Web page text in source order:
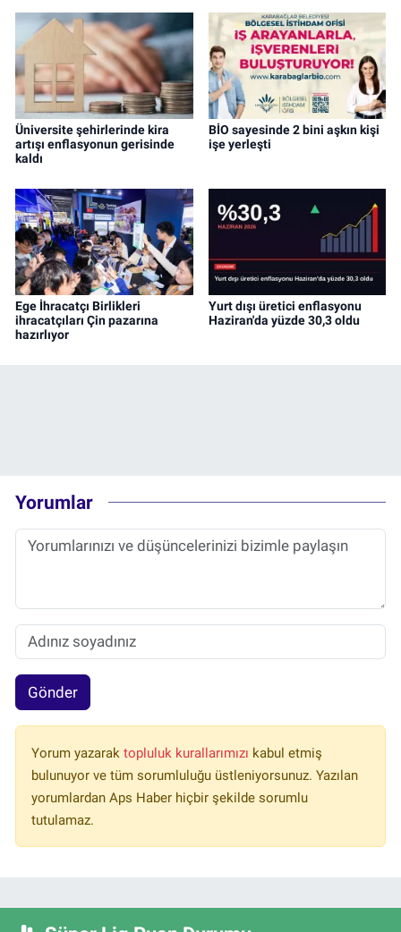
Üniversite şehirlerinde kira
artışı enflasyonun gerisinde
kaldı
BİO sayesinde 2 bini aşkın kişi
işe yerleşti
Ege İhracatçı Birlikleri
ihracatçıları Çin pazarına
hazırlıyor
Yurt dışı üretici enflasyonu
Haziran'da yüzde 30,3 oldu
Yorumlar
Gönder
Yorum yazarak topluluk kurallarımızı kabul etmiş
bulunuyor ve tüm sorumluluğu üstleniyorsunuz. Yazılan
yorumlardan Aps Haber hiçbir şekilde sorumlu
tutulamaz.